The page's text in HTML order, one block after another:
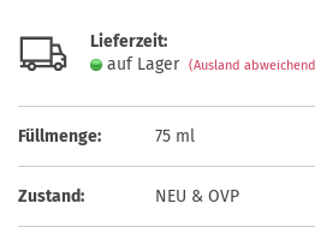
Lieferzeit:
auf Lager (Ausland
Füllmenge: 75 ml
Zustand: NEU & OVP